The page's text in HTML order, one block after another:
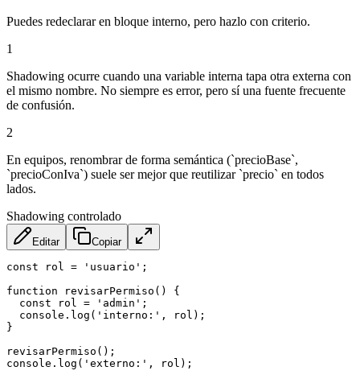
Puedes redeclarar en bloque interno, pero hazlo con criterio.
1
Shadowing ocurre cuando una variable interna tapa otra externa con
el mismo nombre. No siempre es error, pero sí una fuente frecuente
de confusión.
2
En equipos, renombrar de forma semántica (`precioBase`,
`precioConIva`) suele ser mejor que reutilizar `precio` en todos
lados.
Shadowing controlado
Editar Copiar
const rol = 'usuario' ;
function
revisarPermiso ( )
{
const rol = 'admin' ;
  console
. log ( 'interno:' , rol ) ;
}
revisarPermiso ( ) ;
console . log ( 'externo:' , rol ) ;